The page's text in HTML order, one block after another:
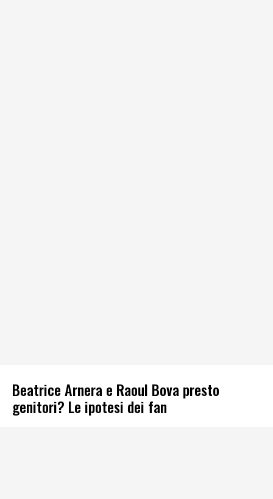
Beatrice Arnera e Raoul Bova presto
genitori? Le ipotesi dei fan